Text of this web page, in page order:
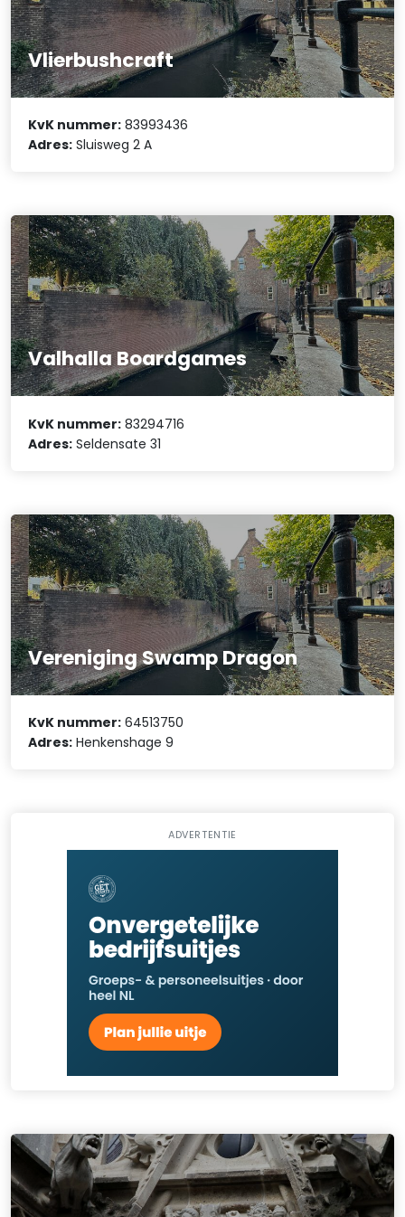
Vlierbushcraft
KvK nummer: 83993436
Adres: Sluisweg 2 A
Valhalla Boardgames
KvK nummer: 83294716
Adres: Seldensate 31
Vereniging Swamp Dragon
KvK nummer: 64513750
Adres: Henkenshage 9
ADVERTENTIE